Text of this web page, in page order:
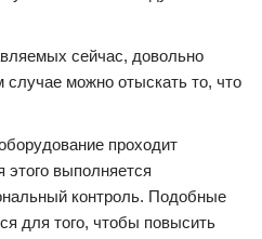
сейчас, довольно
можно отыскать то, что
проходит
этого выполняется
контроль. Подобные
для того, чтобы повысить